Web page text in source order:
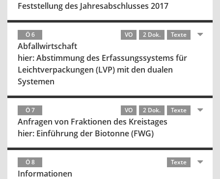
Feststellung des Jahresabschlusses 2017
Ö 6 VO 2 Dok. Texte
Abfallwirtschaft
hier: Abstimmung des Erfassungssystems für
Leichtverpackungen (LVP) mit den dualen
Systemen
Ö 7 VO 2 Dok. Texte
Anfragen von Fraktionen des Kreistages
hier: Einführung der Biotonne (FWG)
Ö 8 Texte
Informationen